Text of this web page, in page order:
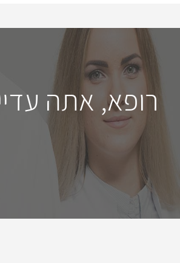
רופא, אתה